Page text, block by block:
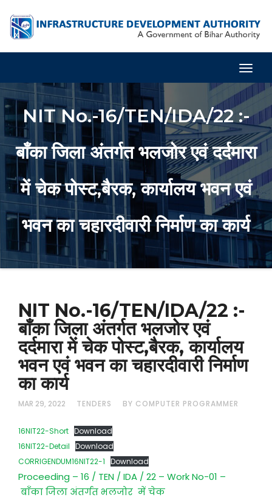
NIT No.-16/TEN/IDA/22 :-
बाँका जिला अंतर्गत भलजोर एवं दर्दमारा
में चेक पोस्ट,बैरक, कार्यालय भवन एवं
भवन का चहारदीवारी निर्माण का कार्य
NIT No.-16/TEN/IDA/22 :-
बाँका जिला अंतर्गत भलजोर एवं
दर्दमारा में चेक पोस्ट,बैरक, कार्यालय
भवन एवं भवन का चहारदीवारी निर्माण
का कार्य
MAR 29, 2022 TENDERS BY COMPUTER PROGRAMMER
16NIT22-Short Download
16NIT22-Detail Download
CORRIGENDUM16NIT22-1 Download
Proceeding – 16 / TEN / IDA / 22 – Work No-01 –
बाँका जिला अंतर्गत भलजोर में चेक